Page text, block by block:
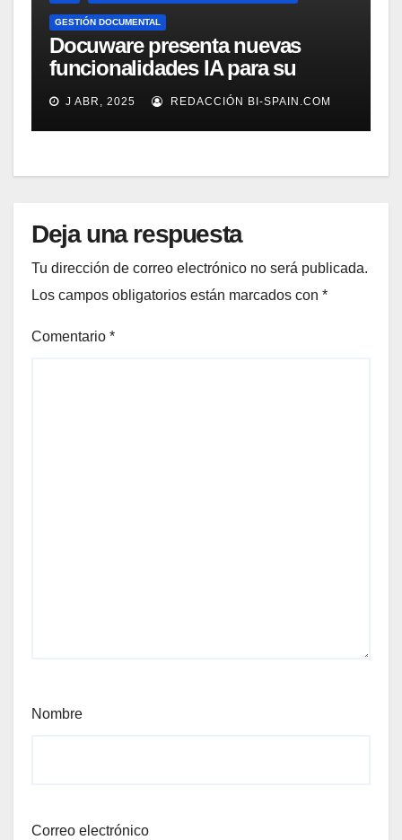
GESTIÓN DOCUMENTAL
Docuware presenta nuevas
funcionalidades IA para su
gestión documental
J ABR, 2025 REDACCIÓN BI-SPAIN.COM
Deja una respuesta
Tu dirección de correo electrónico no será publicada.
Los campos obligatorios están marcados con *
Comentario *
Nombre
Correo electrónico